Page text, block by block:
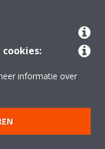
informatie over